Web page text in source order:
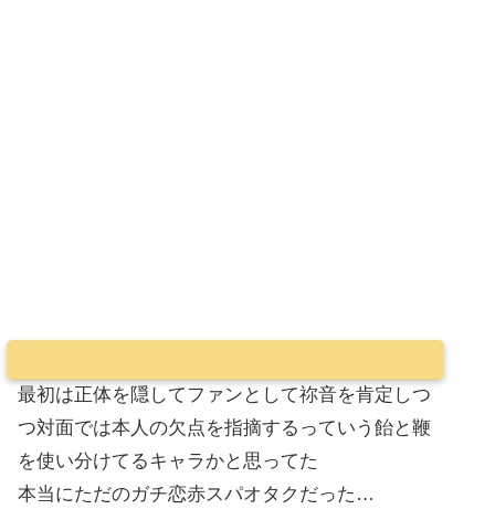
最初は正体を隠してファンとして祢音を肯定しつ
つ対面では本人の欠点を指摘するっていう飴と鞭
を使い分けてるキャラかと思ってた
本当にただのガチ恋赤スパオタクだった…